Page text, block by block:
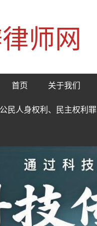
师网
首页 关于我们
民人身权利、民主权利罪